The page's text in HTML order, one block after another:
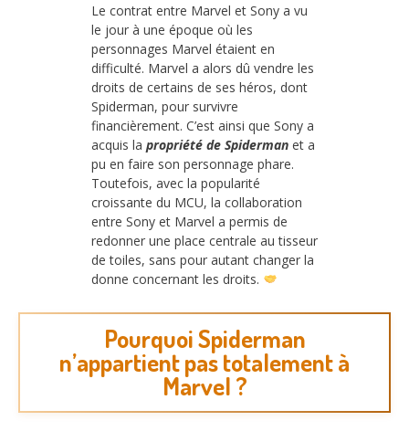
Le contrat entre Marvel et Sony a vu
le jour à une époque où les
personnages Marvel étaient en
difficulté. Marvel a alors dû vendre les
droits de certains de ses héros, dont
Spiderman, pour survivre
financièrement. C’est ainsi que Sony a
acquis la propriété de Spiderman et a
pu en faire son personnage phare.
Toutefois, avec la popularité
croissante du MCU, la collaboration
entre Sony et Marvel a permis de
redonner une place centrale au tisseur
de toiles, sans pour autant changer la
donne concernant les droits.
Pourquoi Spiderman
n’appartient pas totalement à
Marvel ?